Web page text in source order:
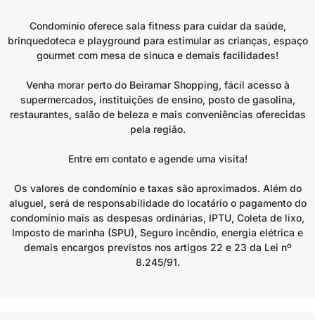
Condomínio oferece sala fitness para cuidar da saúde,
brinquedoteca e playground para estimular as crianças, espaço
gourmet com mesa de sinuca e demais facilidades!
Venha morar perto do Beiramar Shopping, fácil acesso à
supermercados, instituições de ensino, posto de gasolina,
restaurantes, salão de beleza e mais conveniências oferecidas
pela região.
Entre em contato e agende uma visita!
Os valores de condomínio e taxas são aproximados. Além do
aluguel, será de responsabilidade do locatário o pagamento do
condomínio mais as despesas ordinárias, IPTU, Coleta de lixo,
Imposto de marinha (SPU), Seguro incêndio, energia elétrica e
demais encargos previstos nos artigos 22 e 23 da Lei nº
8.245/91.